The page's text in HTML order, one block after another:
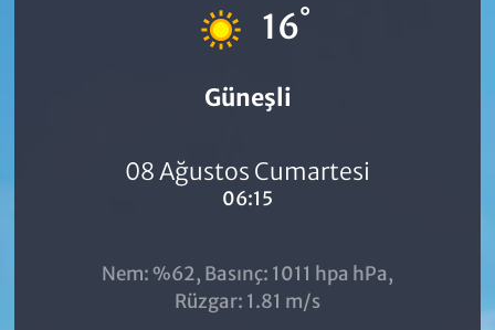
16°
Güneşli
08 Ağustos Cumartesi
06:15
Nem: %62, Basınç: 1011 hpa hPa,
Rüzgar: 1.81 m/s